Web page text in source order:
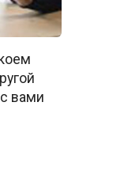
вами